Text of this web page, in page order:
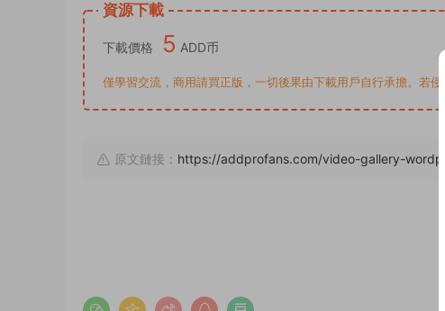
資源下載
下載價格 5 ADD币
僅學習交流，商用請買正版，一切後果由下載用戶自行承擔。
原文鏈接： https://addprofans.com/video-gallery-